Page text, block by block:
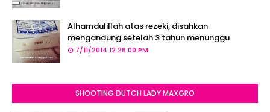
Alhamdulillah atas rezeki, disahkan
mengandung setelah 3 tahun menunggu
7/11/2014 12:26:00 PM
SHOOTING DUTCH LADY MAXGRO